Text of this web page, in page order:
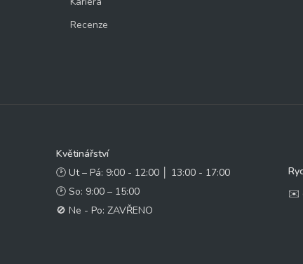
Recenze
Květinářství
🕑 Ut – Pá: 9:00 - 12:00 │ 13:00 - 17:00
🕑 So: 9:00 – 15:00
🚫 Ne - Po: ZAVŘENO
✉️